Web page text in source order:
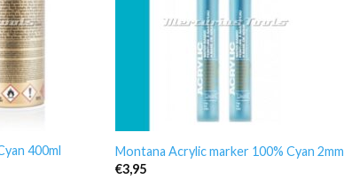
400ml
Montana Acrylic marker 100% Cyan 2mm
€3,95